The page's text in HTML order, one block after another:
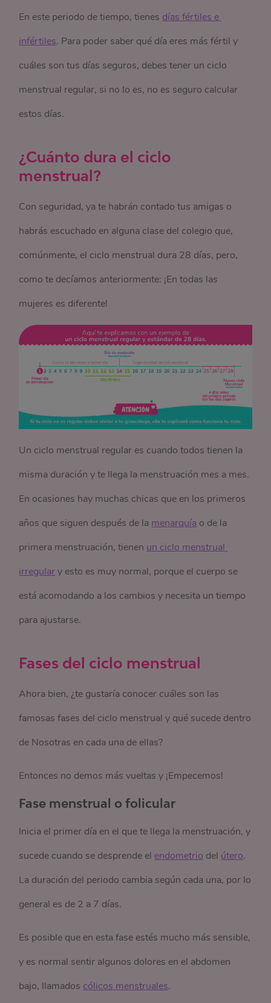
En este periodo de tiempo, tienes días fértiles e
infértiles. Para poder saber qué día eres más fértil y
cuáles son tus días seguros, debes tener un ciclo
menstrual regular, si no lo es, no es seguro calcular
estos días.
¿Cuánto dura el ciclo
menstrual?
Con seguridad, ya te habrán contado tus amigas o
habrás escuchado en alguna clase del colegio que,
comúnmente, el ciclo menstrual dura 28 días, pero,
como te decíamos anteriormente: ¡En todas las
mujeres es diferente!
Un ciclo menstrual regular es cuando todos tienen la
misma duración y te llega la menstruación mes a mes.
En ocasiones hay muchas chicas que en los primeros
años que siguen después de la menarquía o de la
primera menstruación, tienen un ciclo menstrual
irregulary esto es muy normal, porque el cuerpo se
está acomodando a los cambios y necesita un tiempo
para ajustarse.
Fases del ciclo menstrual
Ahora bien, ¿te gustaría conocer cuáles son las
famosas fases del ciclo menstrual y qué sucede dentro
de Nosotras en cada una de ellas?
Entonces no demos más vueltas y ¡Empecemos!
Fase menstrual o folicular
Inicia el primer día en el que te llega la menstruación, y
sucede cuando se desprende el endometrio del útero.
La duración del periodo cambia según cada una, por lo
general es de 2 a 7 días.
Es posible que en esta fase estés mucho más sensible,
y es normal sentir algunos dolores en el abdomen
bajo, llamados cólicos menstruales.